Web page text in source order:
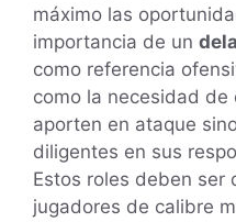
máximo las
importancia de un
como referencia
como la necesidad de
aporten en ataque
diligentes en sus
Estos roles deben ser
jugadores de calibre